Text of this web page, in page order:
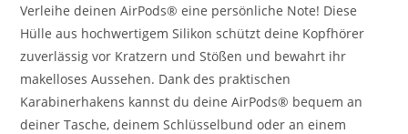
Verleihe deinen AirPods® eine persönliche Note! Diese
Hülle aus hochwertigem Silikon schützt deine Kopfhörer
zuverlässig vor Kratzern und Stößen und bewahrt ihr
makelloses Aussehen. Dank des praktischen
Karabinerhakens kannst du deine AirPods® bequem an
deiner Tasche, deinem Schlüsselbund oder an einem